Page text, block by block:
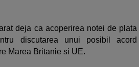
deja ca acoperirea notei de plata
discutarea unui posibil acord
Marea Britanie si UE.